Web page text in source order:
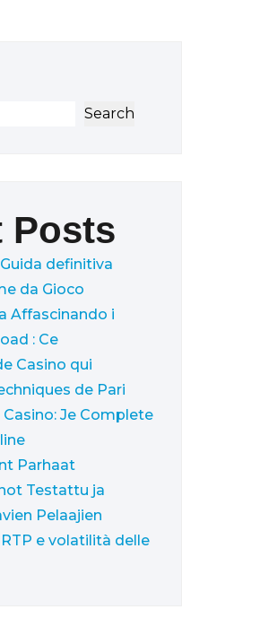
Search
Posts
Guida definitiva
da Gioco
Affascinando i
: Ce
Casino qui
de Pari
Je Complete
Parhaat
Testattu ja
Pelaajien
e volatilità delle